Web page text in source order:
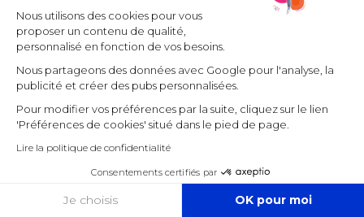
Nous utilisons des cookies pour vous
proposer un contenu de qualité,
personnalisé en fonction de vos besoins.
Nous partageons des données avec Google pour l'analyse, la
publicité et créer des pubs personnalisées.
Pour modifier vos préférences par la suite, cliquez sur le lien
'Préférences de cookies' situé dans le pied de page.
Lire la politique de confidentialité
Consentements certifiés par
Je choisis OK pour moi
COOKIES